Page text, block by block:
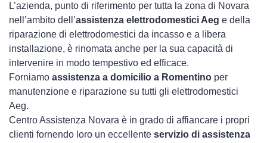
L’azienda, punto di riferimento per tutta la zona di Novara
nell’ambito dell’assistenza elettrodomestici Aeg e della
riparazione di elettrodomestici da incasso e a libera
installazione, è rinomata anche per la sua capacità di
intervenire in modo tempestivo ed efficace.
Forniamo assistenza a domicilio a Romentino per
manutenzione e riparazione su tutti gli elettrodomestici
Aeg.
Centro Assistenza Novara è in grado di affiancare i propri
clienti fornendo loro un eccellente servizio di assistenza